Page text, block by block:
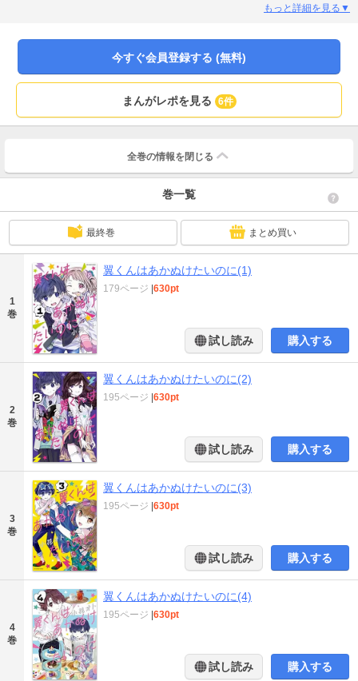
ナ」と「マンガワン」で同時連載されていた人気コメディ、超待望のコミック
もっと詳細を見る▼
今すぐ会員登録する (無料)
まんがレポを見る 6件
全巻の情報を 閉じる
巻一覧
最終巻 まとめ買い
1
巻
翼くんはあかぬけたいのに(1)
179ページ 630pt
試し読み 購入する
2
巻
翼くんはあかぬけたいのに(2)
195ページ 630pt
試し読み 購入する
3
巻
翼くんはあかぬけたいのに(3)
195ページ 630pt
試し読み 購入する
4
巻
翼くんはあかぬけたいのに(4)
195ページ 630pt
試し読み 購入する